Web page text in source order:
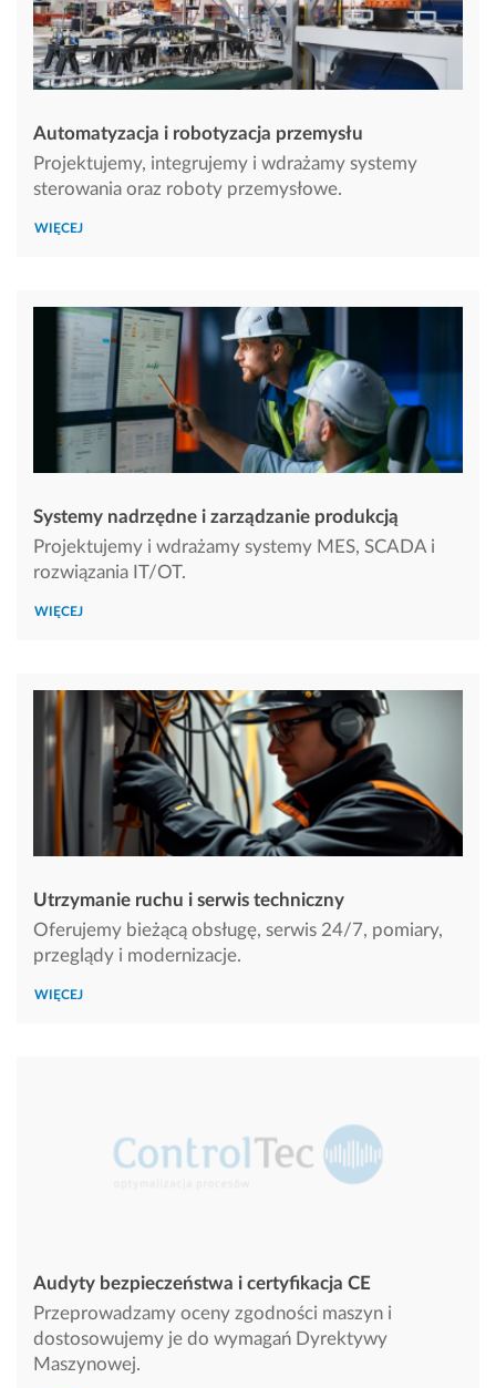
Automatyzacja i robotyzacja przemysłu
Projektujemy, integrujemy i wdrażamy systemy
sterowania oraz roboty przemysłowe.
WIĘCEJ
Systemy nadrzędne i zarządzanie produkcją
Projektujemy i wdrażamy systemy MES, SCADA i
rozwiązania IT/OT.
WIĘCEJ
Utrzymanie ruchu i serwis techniczny
Oferujemy bieżącą obsługę, serwis 24/7, pomiary,
przeglądy i modernizacje.
WIĘCEJ
Audyty bezpieczeństwa i certyfikacja CE
Przeprowadzamy oceny zgodności maszyn i
dostosowujemy je do wymagań Dyrektywy
Maszynowej.